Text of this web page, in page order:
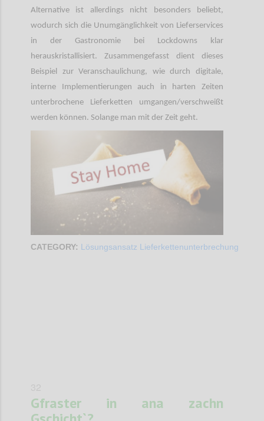
Alternative ist allerdings nicht besonders beliebt,
wodurch sich die Unumgänglichkeit von Lieferservices
in der Gastronomie bei Lockdowns klar
herauskristallisiert. Zusammengefasst dient dieses
Beispiel zur Veranschaulichung, wie durch digitale,
interne Implementierungen auch in harten Zeiten
unterbrochene Lieferketten umgangen/verschweißt
werden können. Solange man mit der Zeit geht.
CATEGORY: Lösungsansatz Lieferkettenunterbrechung
Gfraster in ana zachn